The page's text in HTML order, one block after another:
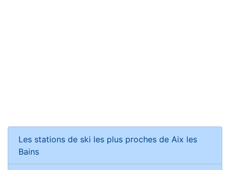
Les stations de ski les plus proches de Aix les
Bains